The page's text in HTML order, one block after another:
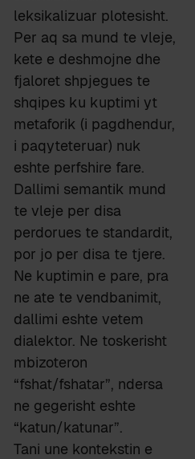
leksikalizuar plotesisht.
Per aq sa mund te vleje,
kete e deshmojne dhe
fjaloret shpjegues te
shqipes ku kuptimi yt
metaforik (i pagdhendur,
i paqyteteruar) nuk
eshte perfshire fare.
Dallimi semantik mund
te vleje per disa
perdorues te standardit,
por jo per disa te tjere.
Ne kuptimin e pare, pra
ne ate te vendbanimit,
dallimi eshte vetem
dialektor. Ne toskerisht
mbizoteron
“fshat/fshatar”, ndersa
ne gegerisht eshte
“katun/katunar”.
Tani une kontekstin e